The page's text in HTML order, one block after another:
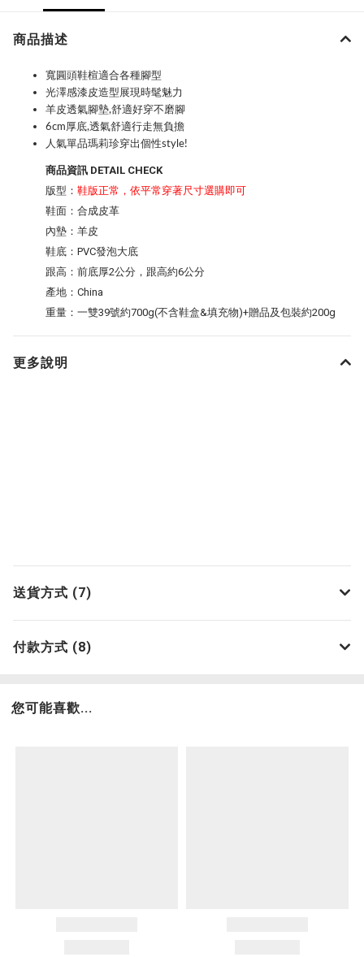
商品描述
寬圓頭鞋楦適合各種腳型
光澤感漆皮造型展現時髦魅力
羊皮透氣腳墊,舒適好穿不磨腳
6cm厚底,透氣舒適行走無負擔
人氣單品瑪莉珍穿出個性style!
商品資訊 DETAIL CHECK
版型： 鞋版正常，依平常穿著尺寸選購即可
鞋面：合成皮革
內墊：羊皮
鞋底：PVC發泡大底
跟高：前底厚2公分，跟高約6公分
產地：China
重量：一雙39號約700g(不含鞋盒&填充物)+贈品及包裝約200g
更多說明
送貨方式 (7)
付款方式 (8)
您可能喜歡...